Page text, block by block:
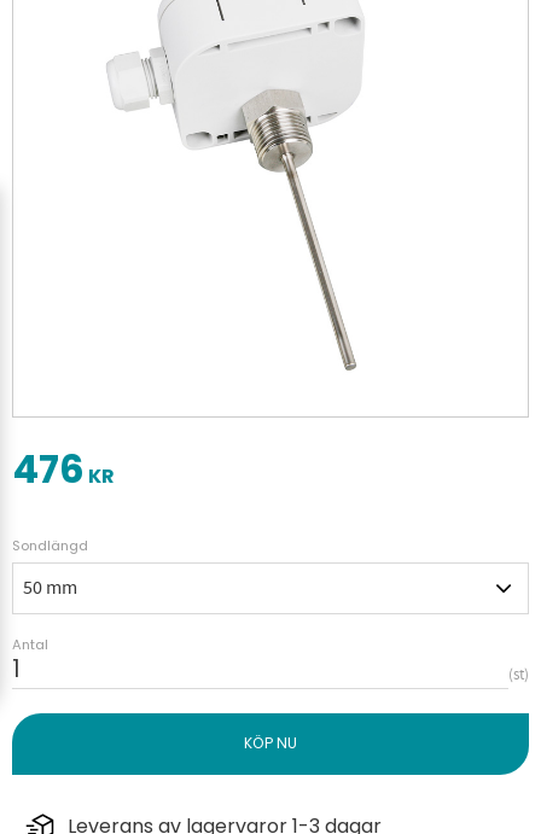
476 KR
Sondlängd
Antal
st
Leverans av lagervaror 1-3 dagar